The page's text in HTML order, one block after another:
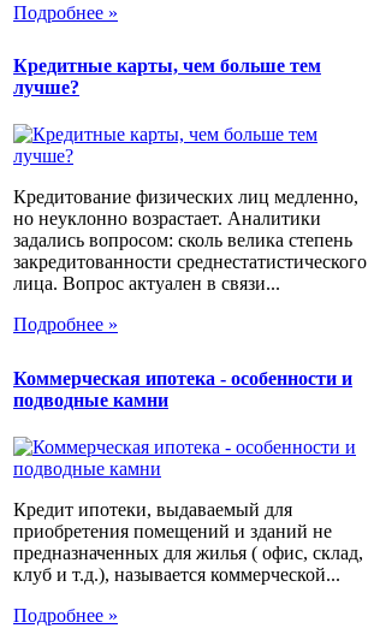
Подробнее »
Кредитные карты, чем больше тем
лучше?
Кредитование физических лиц медленно,
но неуклонно возрастает. Аналитики
задались вопросом: сколь велика степень
закредитованности среднестатистического
лица. Вопрос актуален в связи...
Подробнее »
Коммерческая ипотека - особенности и
подводные камни
Кредит ипотеки, выдаваемый для
приобретения помещений и зданий не
предназначенных для жилья ( офис, склад,
клуб и т.д.), называется коммерческой...
Подробнее »